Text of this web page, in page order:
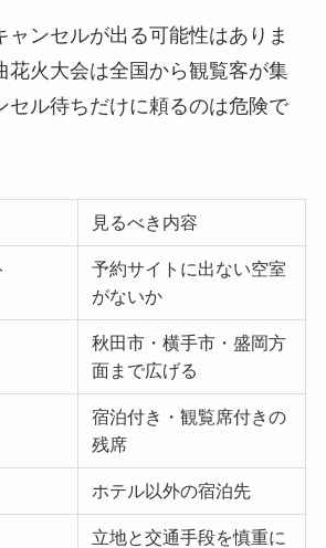
ャンセルが出る可能性はありま
花火大会は全国から観覧客が集
セル待ちだけに頼るのは危険で
見るべき内容
予約サイトに出ない空室
がないか
秋田市・横手市・盛岡方
面まで広げる
宿泊付き・観覧席付きの
残席
ホテル以外の宿泊先
立地と交通手段を慎重に